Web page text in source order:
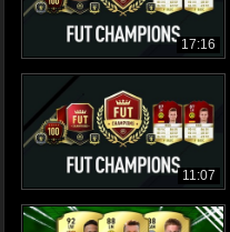
17:16
11:07